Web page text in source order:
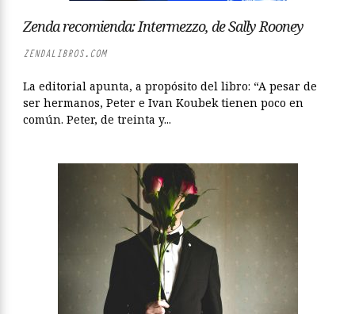
Zenda recomienda: Intermezzo, de Sally Rooney
ZENDALIBROS.COM
La editorial apunta, a propósito del libro: “A pesar de
ser hermanos, Peter e Ivan Koubek tienen poco en
común. Peter, de treinta y...